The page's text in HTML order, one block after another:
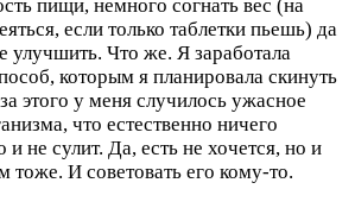
пищи, немного согнать вес (на
если только таблетки пьешь) да
улучшить. Что же. Я заработала
которым я планировала скинуть
этого у меня случилось ужасное
что естественно ничего
не сулит. Да, есть не хочется, но и
тоже. И советовать его кому-то.